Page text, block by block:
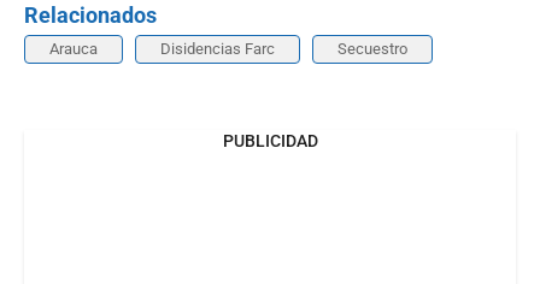
Relacionados
Arauca Disidencias Farc Secuestro
PUBLICIDAD